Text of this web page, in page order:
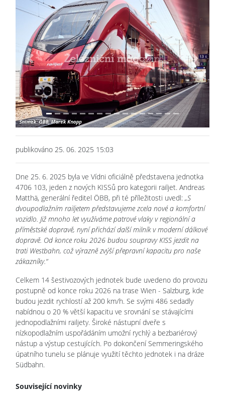
Previous Next
publikováno 25. 06. 2025 15:03
Dne 25. 6. 2025 byla ve Vídni oficiálně představena jednotka
4706 103, jeden z nových KISSů pro kategorii railjet. Andreas
Matthä, generální ředitel ÖBB, při té příležitosti uvedl: „S
dvoupodlažním railjetem představujeme zcela nové a komfortní
vozidlo. Již mnoho let využíváme patrové vlaky v regionální a
příměstské dopravě, nyní přichází další milník v moderní dálkové
dopravě. Od konce roku 2026 budou soupravy KISS jezdit na
trati Westbahn, což výrazně zvýší přepravní kapacitu pro naše
zákazníky.“
Celkem 14 šestivozových jednotek bude uvedeno do provozu
postupně od konce roku 2026 na trase Wien - Salzburg, kde
budou jezdit rychlostí až 200 km/h. Se svými 486 sedadly
nabídnou o 20 % větší kapacitu ve srovnání se stávajícími
jednopodlažními railjety. Široké nástupní dveře s
nízkopodlažním uspořádáním umožní rychlý a bezbariérový
nástup a výstup cestujících. Po dokončení Semmeringského
úpatního tunelu se plánuje využití těchto jednotek i na dráze
Südbahn.
Související novinky